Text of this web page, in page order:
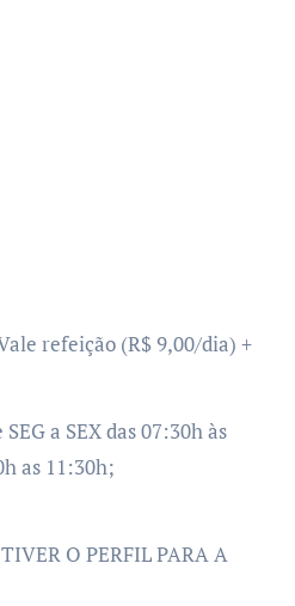
refeição (R$ 9,00/dia) +
a SEX das 07:30h às
as 11:30h;
O PERFIL PARA A